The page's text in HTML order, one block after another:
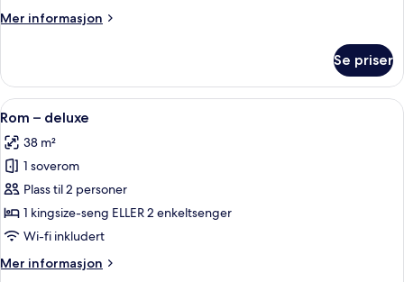
hageutsikt
Mer informasjon
Mer
–
junior,
terrasse,
Se priser
Åpne
alle
bildene
av
Rom
–
deluxe
Sengetøy av topp kvalitet,
5
Rom – deluxe
38 m²
1 soverom
Plass til 2 personer
1 kingsize-seng ELLER 2 enkeltsenger
Wi-fi inkludert
Mer informasjon
Mer